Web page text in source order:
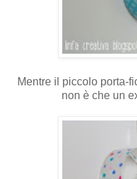
Mentre il piccolo porta-
non è che un